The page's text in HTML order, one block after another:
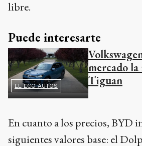
libre.
Puede interesarte
EL ECO AUTOS
mercado
Tiguan
En cuanto a los precios, BYD
siguientes valores base: el